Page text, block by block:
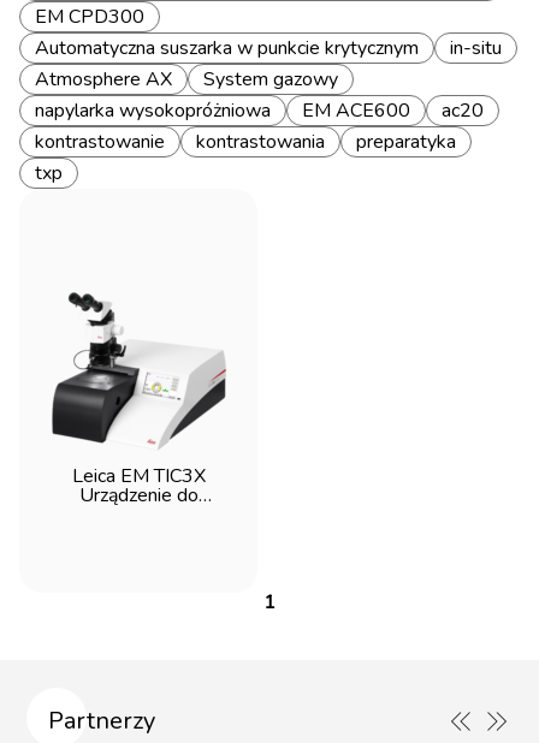
EM CPD300
Automatyczna suszarka w punkcie krytycznym
in-situ
Atmosphere AX
System gazowy
napylarka wysokopróżniowa
EM ACE600
ac20
kontrastowanie
kontrastowania
preparatyka
txp
Leica EM TIC3X
Urządzenie do
1
Partnerzy